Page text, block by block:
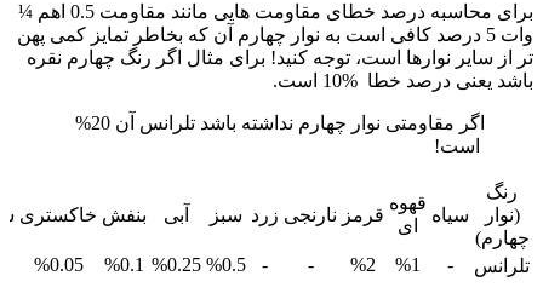
برای محاسبه درصد خطای مقاومت هایی مانند مقاومت 0.5 اهم ¼
وات 5 درصد کافی است به نوار چهارم آن که بخاطر تمایز کمی پهن
تر از سایر نوارها است، توجه کنید! برای مثال اگر رنگ چهارم نقره
باشد یعنی درصد خطا %10 است.
اگر مقاومتی نوار چهارم نداشته باشد تلرانس آن 20%
است!
رنگ
(نوار
چهارم)
سیاه
قهوه
ای
قرمز نارنجی زرد سبز آبی بنفش خاکستری
تلرانس -
%1
%2
-
-
%0.5
%0.25
%0.1
%0.05